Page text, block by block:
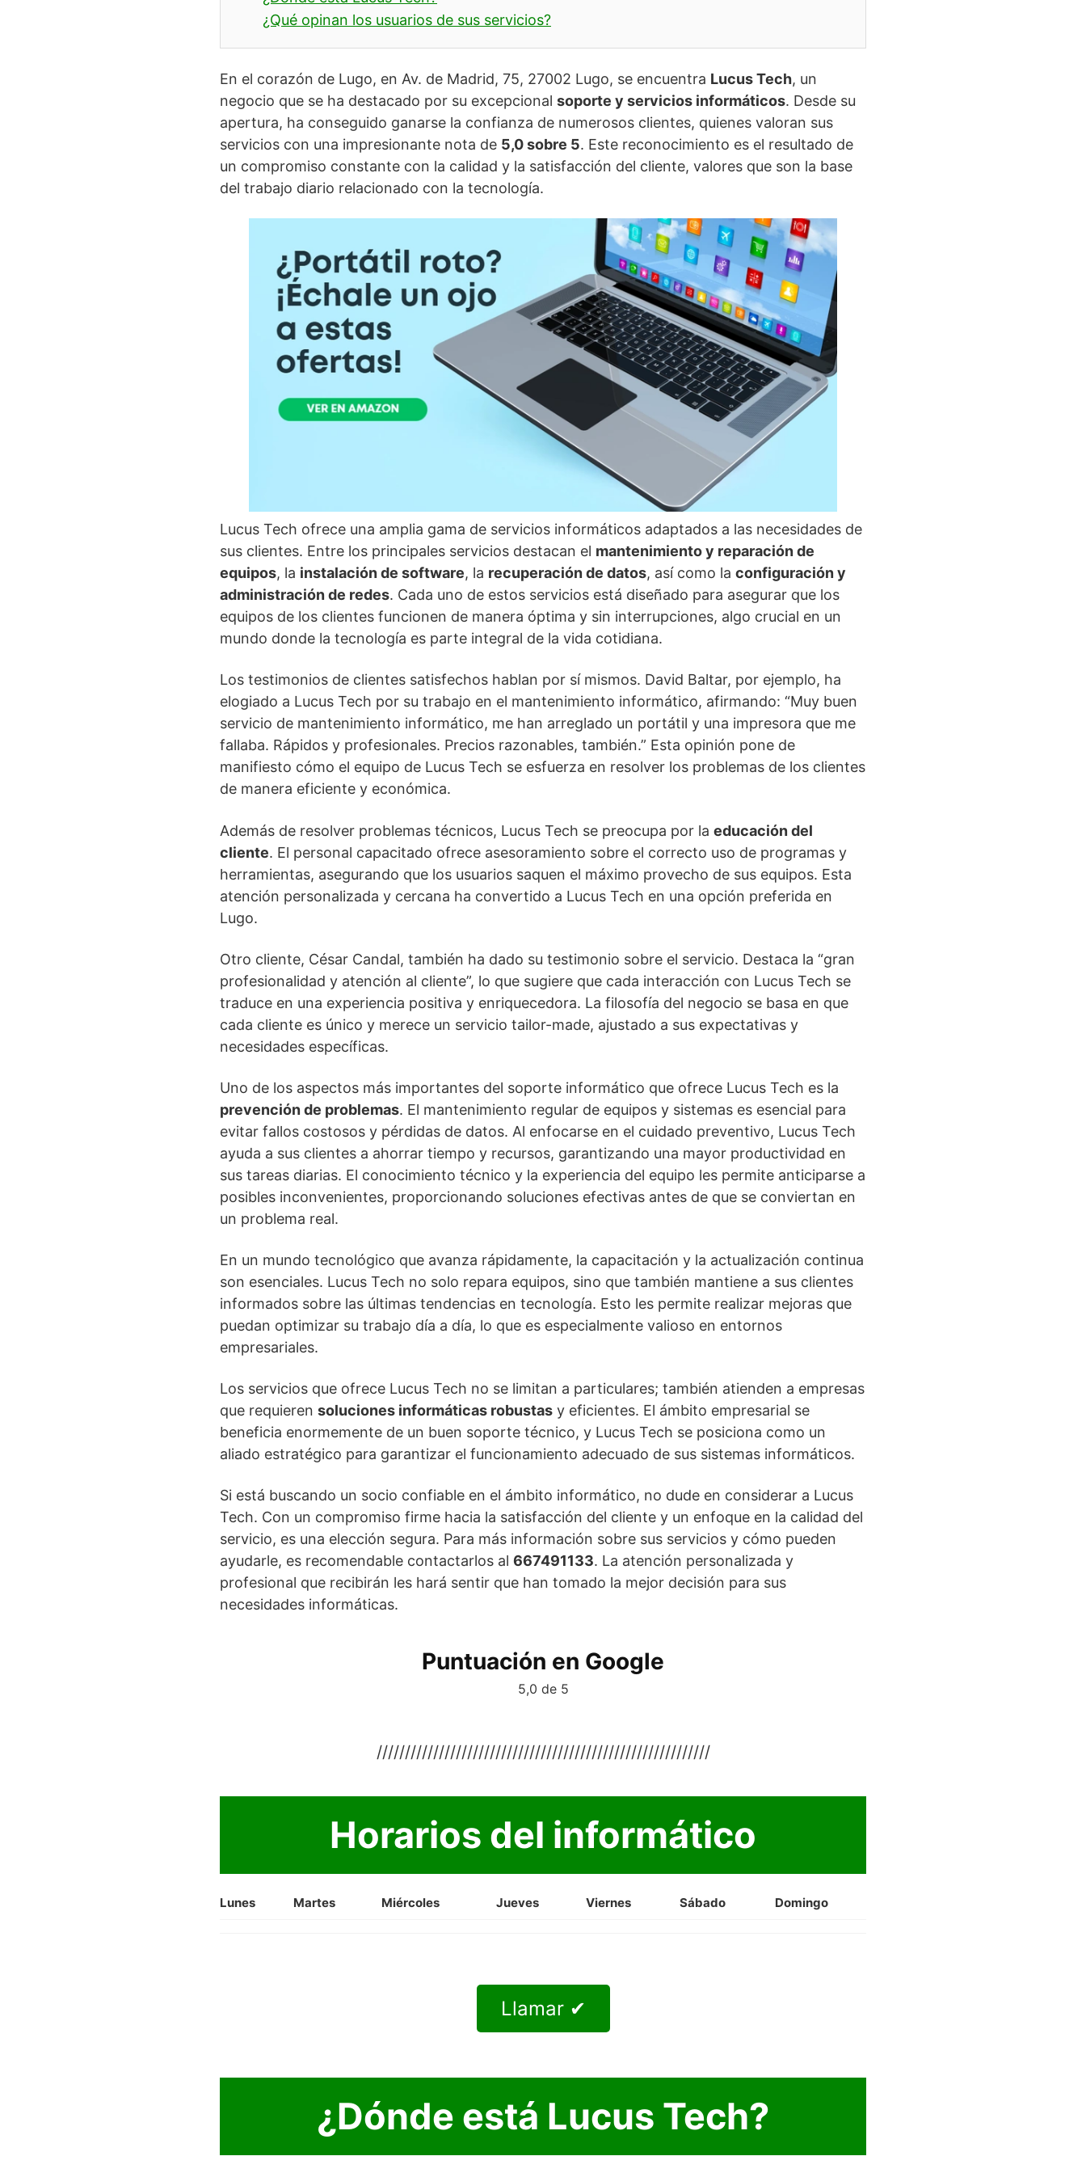
¿Qué opinan los usuarios de sus servicios?
En el corazón de Lugo, en Av. de Madrid, 75, 27002 Lugo, se encuentra Lucus Tech, un
negocio que se ha destacado por su excepcional soporte y servicios informáticos. Desde su
apertura, ha conseguido ganarse la confianza de numerosos clientes, quienes valoran sus
servicios con una impresionante nota de 5,0 sobre 5. Este reconocimiento es el resultado de
un compromiso constante con la calidad y la satisfacción del cliente, valores que son la base
del trabajo diario relacionado con la tecnología.
Lucus Tech ofrece una amplia gama de servicios informáticos adaptados a las necesidades de
sus clientes. Entre los principales servicios destacan el mantenimiento y reparación de
equipos, la instalación de software, la recuperación de datos, así como la configuración y
administración de redes. Cada uno de estos servicios está diseñado para asegurar que los
equipos de los clientes funcionen de manera óptima y sin interrupciones, algo crucial en un
mundo donde la tecnología es parte integral de la vida cotidiana.
Los testimonios de clientes satisfechos hablan por sí mismos. David Baltar, por ejemplo, ha
elogiado a Lucus Tech por su trabajo en el mantenimiento informático, afirmando: “Muy buen
servicio de mantenimiento informático, me han arreglado un portátil y una impresora que me
fallaba. Rápidos y profesionales. Precios razonables, también.” Esta opinión pone de
manifiesto cómo el equipo de Lucus Tech se esfuerza en resolver los problemas de los clientes
de manera eficiente y económica.
Además de resolver problemas técnicos, Lucus Tech se preocupa por la educación del
cliente. El personal capacitado ofrece asesoramiento sobre el correcto uso de programas y
herramientas, asegurando que los usuarios saquen el máximo provecho de sus equipos. Esta
atención personalizada y cercana ha convertido a Lucus Tech en una opción preferida en
Lugo.
Otro cliente, César Candal, también ha dado su testimonio sobre el servicio. Destaca la “gran
profesionalidad y atención al cliente”, lo que sugiere que cada interacción con Lucus Tech se
traduce en una experiencia positiva y enriquecedora. La filosofía del negocio se basa en que
cada cliente es único y merece un servicio tailor-made, ajustado a sus expectativas y
necesidades específicas.
Uno de los aspectos más importantes del soporte informático que ofrece Lucus Tech es la
prevención de problemas. El mantenimiento regular de equipos y sistemas es esencial para
evitar fallos costosos y pérdidas de datos. Al enfocarse en el cuidado preventivo, Lucus Tech
ayuda a sus clientes a ahorrar tiempo y recursos, garantizando una mayor productividad en
sus tareas diarias. El conocimiento técnico y la experiencia del equipo les permite anticiparse a
posibles inconvenientes, proporcionando soluciones efectivas antes de que se conviertan en
un problema real.
En un mundo tecnológico que avanza rápidamente, la capacitación y la actualización continua
son esenciales. Lucus Tech no solo repara equipos, sino que también mantiene a sus clientes
informados sobre las últimas tendencias en tecnología. Esto les permite realizar mejoras que
puedan optimizar su trabajo día a día, lo que es especialmente valioso en entornos
empresariales.
Los servicios que ofrece Lucus Tech no se limitan a particulares; también atienden a empresas
que requieren soluciones informáticas robustas y eficientes. El ámbito empresarial se
beneficia enormemente de un buen soporte técnico, y Lucus Tech se posiciona como un
aliado estratégico para garantizar el funcionamiento adecuado de sus sistemas informáticos.
Si está buscando un socio confiable en el ámbito informático, no dude en considerar a Lucus
Tech. Con un compromiso firme hacia la satisfacción del cliente y un enfoque en la calidad del
servicio, es una elección segura. Para más información sobre sus servicios y cómo pueden
ayudarle, es recomendable contactarlos al 667491133. La atención personalizada y
profesional que recibirán les hará sentir que han tomado la mejor decisión para sus
necesidades informáticas.
Puntuación en Google
5,0 de 5
///////////////////////////////////////////////////////////
Horarios del informático
Lunes Martes Miércoles Jueves Viernes Sábado Domingo
Llamar ✔
¿Dónde está Lucus Tech?